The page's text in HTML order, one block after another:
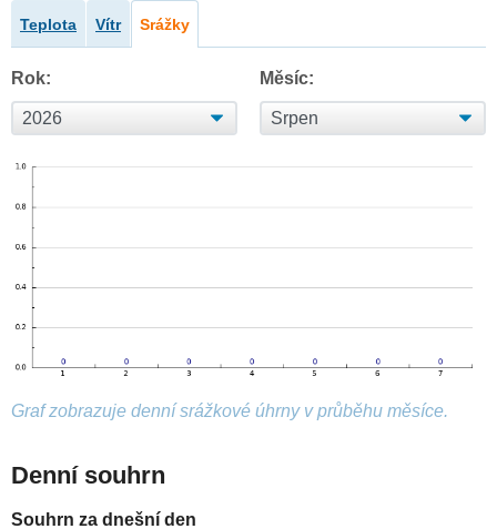
Teplota Vítr Srážky
Rok: Měsíc:
Graf zobrazuje denní srážkové úhrny v průběhu měsíce.
Denní souhrn
Souhrn za dnešní den